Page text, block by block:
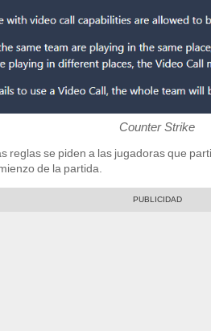
Counter Strike
reglas se piden a las jugadoras que
de la partida.